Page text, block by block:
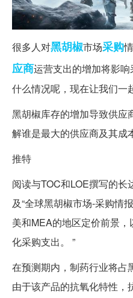
很多人对黑胡椒市场采购
应商运营支出的增加将影
什么情况呢，现在让我们一
黑胡椒库存的增加导致供应
解谁是最大的供应商及其成
推特
阅读与TOC和LOE撰写的
及“全球黑胡椒市场-采购情
美和MEA的地区定价前景
化采购支出。 ”
在预测期内，制药行业将占
由于该产品的抗氧化特性，